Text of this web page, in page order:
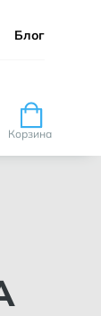
Блог
Корзина